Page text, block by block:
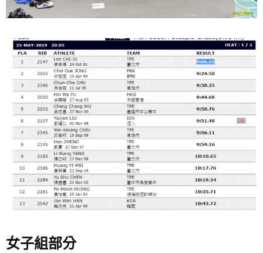
女子組部分